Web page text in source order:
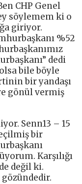
CHP Genel
söylemem ki o
giriyor.
%52
dedi
bile böyle
bir yandaşı
gönül vermiş
Senn13 – 15
bir
Karşılığı
değil ki.